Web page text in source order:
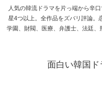
人気の韓流ドラマを片っ端から辛
星4つ以上。全作品をズバリ評論。
学園、財閥、医療、弁護士、法廷
面白い韓国ド